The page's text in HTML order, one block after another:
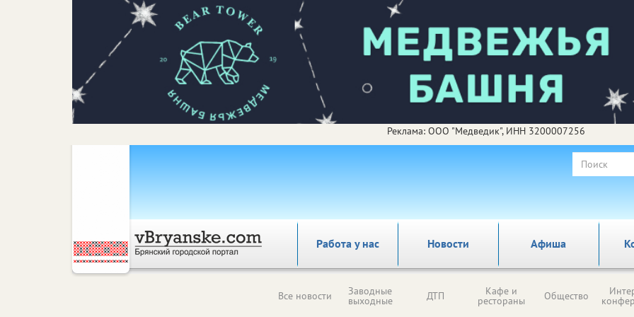
Реклама: ООО "Медведик", ИНН 3200007256
Работа у нас Новости Афиша
Все новости Заводные
выходные ДТП Кафе и
рестораны Общество